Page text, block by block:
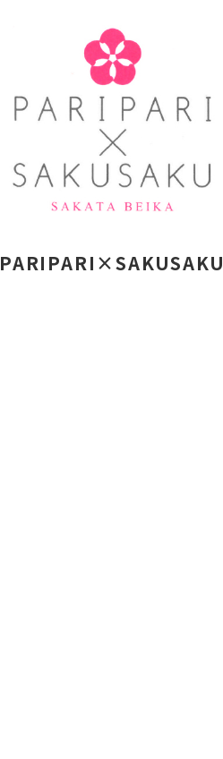
PARIPARI×SAKUSAKU